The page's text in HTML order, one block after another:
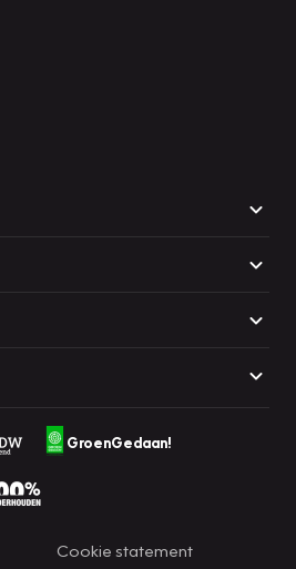
GroenGedaan!
Cookie statement